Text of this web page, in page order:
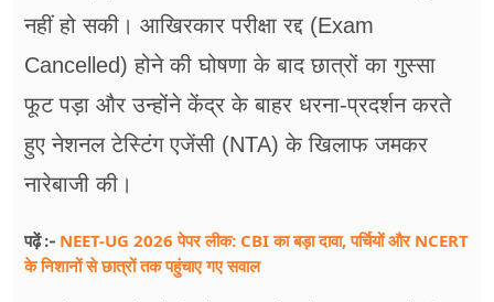
नहीं हो सकी। आखिरकार परीक्षा रद्द (Exam
Cancelled) होने की घोषणा के बाद छात्रों का गुस्सा
फूट पड़ा और उन्होंने केंद्र के बाहर धरना-प्रदर्शन करते
हुए नेशनल टेस्टिंग एजेंसी (NTA) के खिलाफ जमकर
नारेबाजी की।
पढ़ें :- NEET-UG 2026 पेपर लीक: CBI का बड़ा दावा, पर्चियों और NCERT
के निशानों से छात्रों तक पहुंचाए गए सवाल